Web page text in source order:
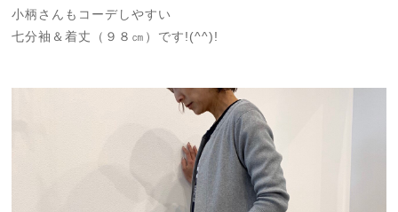
小柄さんもコーデしやすい
七分袖＆着丈（９８㎝）です!(^^)!